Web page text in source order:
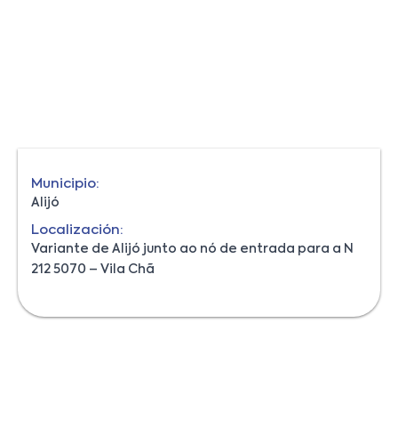
Municipio:
Alijó
Localización:
Variante de Alijó junto ao nó de entrada para a N
212 5070 – Vila Chã